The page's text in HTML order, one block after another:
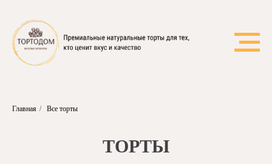
Главная / Все торты
ТОРТЫ